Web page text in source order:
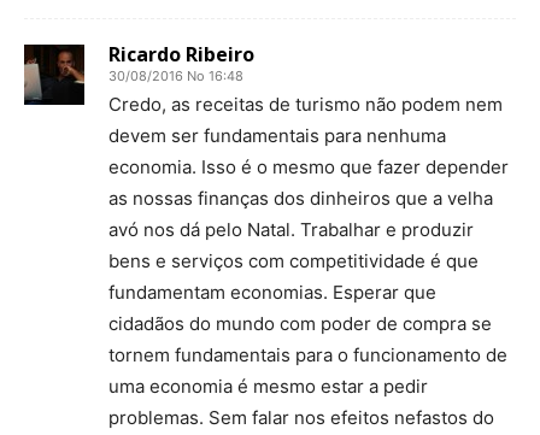
Ricardo Ribeiro
30/08/2016 No 16:48
Credo, as receitas de turismo não podem nem
devem ser fundamentais para nenhuma
economia. Isso é o mesmo que fazer depender
as nossas finanças dos dinheiros que a velha
avó nos dá pelo Natal. Trabalhar e produzir
bens e serviços com competitividade é que
fundamentam economias. Esperar que
cidadãos do mundo com poder de compra se
tornem fundamentais para o funcionamento de
uma economia é mesmo estar a pedir
problemas. Sem falar nos efeitos nefastos do